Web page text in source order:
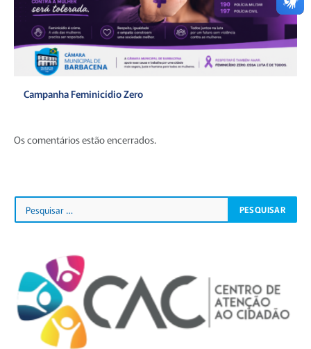
Campanha Feminicídio Zero
Os comentários estão encerrados.